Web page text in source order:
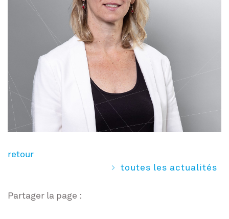
retour
toutes les actualités
Partager la page :